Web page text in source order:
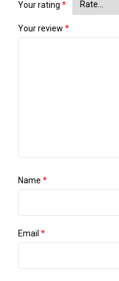
Your rating *
Your review *
Name *
Email *